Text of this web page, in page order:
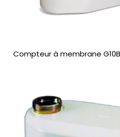
Compteur à membrane